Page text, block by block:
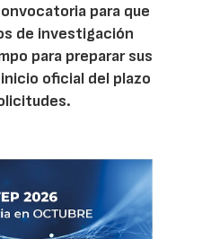
para que
de investigación
para preparar sus
oficial del plazo